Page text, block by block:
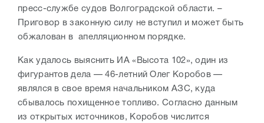
пресс-службе судов Волгоградской области. –
Приговор в законную силу не вступил и может быть
обжалован в апелляционном порядке.
Как удалось выяснить ИА «Высота 102», один из
фигурантов дела — 46-летний Олег Коробов —
являлся в свое время начальником АЗС, куда
сбывалось похищенное топливо. Согласно данным
из открытых источников, Коробов числится